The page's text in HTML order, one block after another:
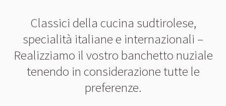
Classici della cucina sudtirolese,
specialità italiane e internazionali –
Realizziamo il vostro banchetto nuziale
tenendo in considerazione tutte le
preferenze.